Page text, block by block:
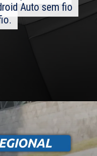
Auto sem fio
Auto sem fio